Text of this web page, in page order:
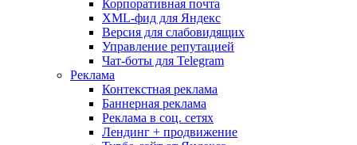
Корпоративная почта
XML-фид для Яндекс
Версия для слабовидящих
Управление репутацией
Чат-боты для Telegram
Реклама
Контекстная реклама
Баннерная реклама
Реклама в соц. сетях
Лендинг + продвижение